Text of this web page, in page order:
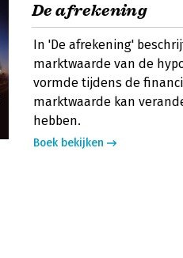
De afrekening
In 'De afrekening'
marktwaarde van de
vormde tijdens de
marktwaarde kan
hebben.
Boek bekijken